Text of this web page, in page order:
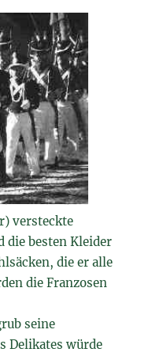
versteckte
die besten Kleider
die er alle
die Franzosen
seine
Delikates würde